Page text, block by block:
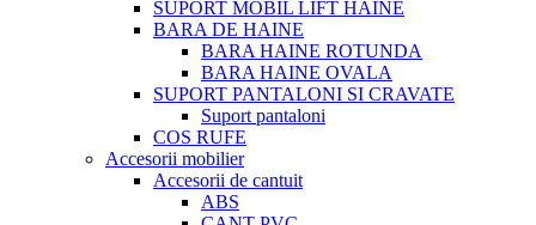
SUPORT MOBIL LIFT HAINE
BARA DE HAINE
BARA HAINE ROTUNDA
BARA HAINE OVALA
SUPORT PANTALONI SI CRAVATE
Suport pantaloni
COS RUFE
Accesorii mobilier
Accesorii de cantuit
ABS